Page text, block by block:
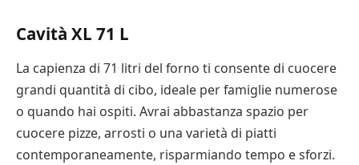
Cavità XL 71 L
La capienza di 71 litri del forno ti consente di cuocere
grandi quantità di cibo, ideale per famiglie numerose
o quando hai ospiti. Avrai abbastanza spazio per
cuocere pizze, arrosti o una varietà di piatti
contemporaneamente, risparmiando tempo e sforzi.